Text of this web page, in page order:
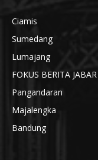
Ciamis
Sumedang
Lumajang
FOKUS BERITA JABAR
Pangandaran
Majalengka
Bandung